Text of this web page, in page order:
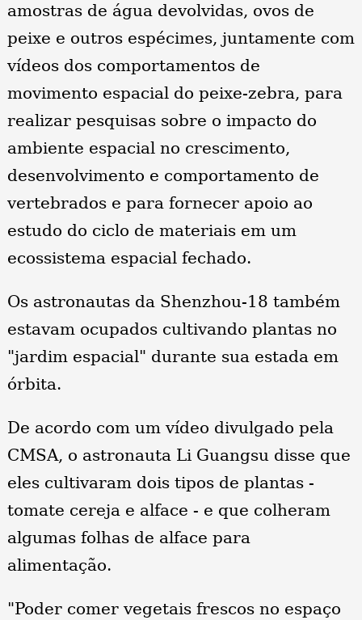
amostras de água devolvidas, ovos de
peixe e outros espécimes, juntamente com
vídeos dos comportamentos de
movimento espacial do peixe-zebra, para
realizar pesquisas sobre o impacto do
ambiente espacial no crescimento,
desenvolvimento e comportamento de
vertebrados e para fornecer apoio ao
estudo do ciclo de materiais em um
ecossistema espacial fechado.
Os astronautas da Shenzhou-18 também
estavam ocupados cultivando plantas no
"jardim espacial" durante sua estada em
órbita.
De acordo com um vídeo divulgado pela
CMSA, o astronauta Li Guangsu disse que
eles cultivaram dois tipos de plantas -
tomate cereja e alface - e que colheram
algumas folhas de alface para
alimentação.
"Poder comer vegetais frescos no espaço